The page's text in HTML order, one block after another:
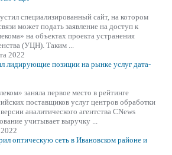
специализированный сайт, на котором
может подать заявление на доступ к
на объектах проекта устранения
(УЦН). Таким ...
2022
лидирующие позиции на рынке услуг дата-
заняла первое место в рейтинге
поставщиков услуг центров обработки
аналитического агентства CNews
учитывает выручку ...
оптическую сеть в Ивановском районе и